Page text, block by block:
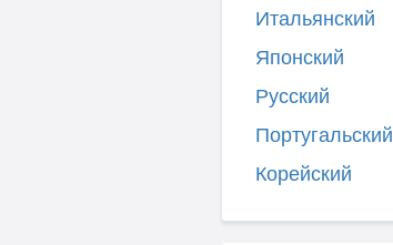
Итальянский
Японский
Русский
Португальский
Корейский